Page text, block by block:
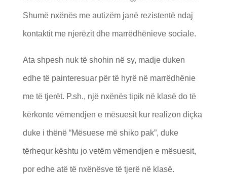
Shumë nxënës me autizëm janë rezistentë ndaj
kontaktit me njerëzit dhe marrëdhënieve sociale.
Ata shpesh nuk të shohin në sy, madje duken
edhe të painteresuar për të hyrë në marrëdhënie
me të tjerët. P.sh., një nxënës tipik në klasë do të
kërkonte vëmendjen e mësuesit kur realizon diçka
duke i thënë “Mësuese më shiko pak”, duke
tërhequr kështu jo vetëm vëmendjen e mësuesit,
por edhe atë të nxënësve të tjerë në klasë.